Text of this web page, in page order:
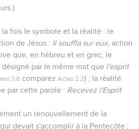
la fois le symbole et la réalité : le
de Jésus : Il souffla sur eux, action
que, en hébreu et en grec, le
par le même mot que l'esprit
3.8 comparez Actes 2.2) ; la réalité
par cette parole : Recevez l'Esprit
un renouvellement de la
devait s'accomplir à la Pentecôte ;